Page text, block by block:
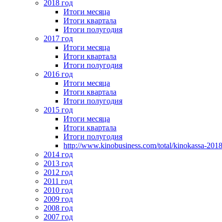
2018 год
Итоги месяца
Итоги квартала
Итоги полугодия
2017 год
Итоги месяца
Итоги квартала
Итоги полугодия
2016 год
Итоги месяца
Итоги квартала
Итоги полугодия
2015 год
Итоги месяца
Итоги квартала
Итоги полугодия
http://www.kinobusiness.com/total/kinokassa-
2014 год
2013 год
2012 год
2011 год
2010 год
2009 год
2008 год
2007 год